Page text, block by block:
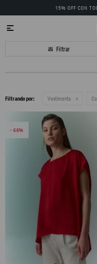
15% OFF CON

Filtrando por: Vestimenta
66